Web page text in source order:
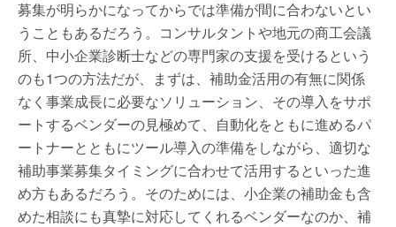
募集が明らかになってからでは準備が間に合わないとい
うこともあるだろう。コンサルタントや地元の商工会議
所、中小企業診断士などの専門家の支援を受けるという
のも1つの方法だが、まずは、補助金活用の有無に関係
なく事業成長に必要なソリューション、その導入をサポ
ートするベンダーの見極めて、自動化をともに進めるパ
ートナーとともにツール導入の準備をしながら、適切な
補助事業募集タイミングに合わせて活用するといった進
め方もあるだろう。そのためには、小企業の補助金も含
めた相談にも真摯に対応してくれるベンダーなのか、補